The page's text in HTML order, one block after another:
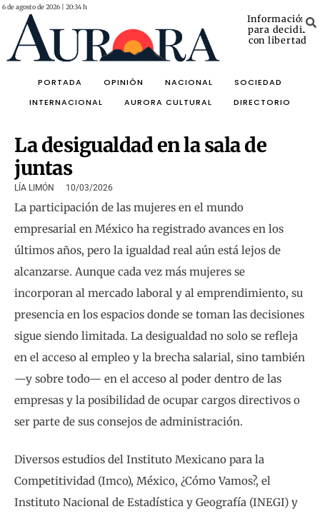
6 de agosto de 2026 | 20:34 h
Información
para decidir
con libertad
PORTADA OPINIÓN NACIONAL
SOCIEDAD
INTERNACIONAL
AURORA CULTURAL DIRECTORIO
La desigualdad en la sala de
juntas
LÍA LIMÓN 10/03/2026
La participación de las mujeres en el mundo
empresarial en México ha registrado avances en los
últimos años, pero la igualdad real aún está lejos de
alcanzarse. Aunque cada vez más mujeres se
incorporan al mercado laboral y al emprendimiento, su
presencia en los espacios donde se toman las decisiones
sigue siendo limitada. La desigualdad no solo se refleja
en el acceso al empleo y la brecha salarial, sino también
—y sobre todo— en el acceso al poder dentro de las
empresas y la posibilidad de ocupar cargos directivos o
ser parte de sus consejos de administración.
Diversos estudios del Instituto Mexicano para la
Competitividad (Imco), México, ¿Cómo Vamos?, el
Instituto Nacional de Estadística y Geografía (INEGI) y